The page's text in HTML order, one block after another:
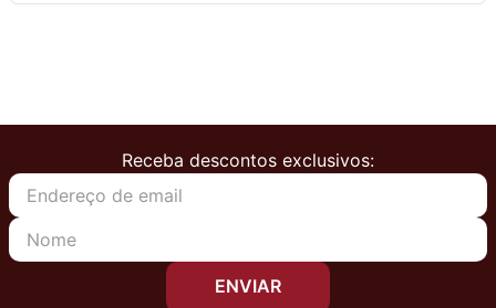
Receba descontos exclusivos:
ENVIAR